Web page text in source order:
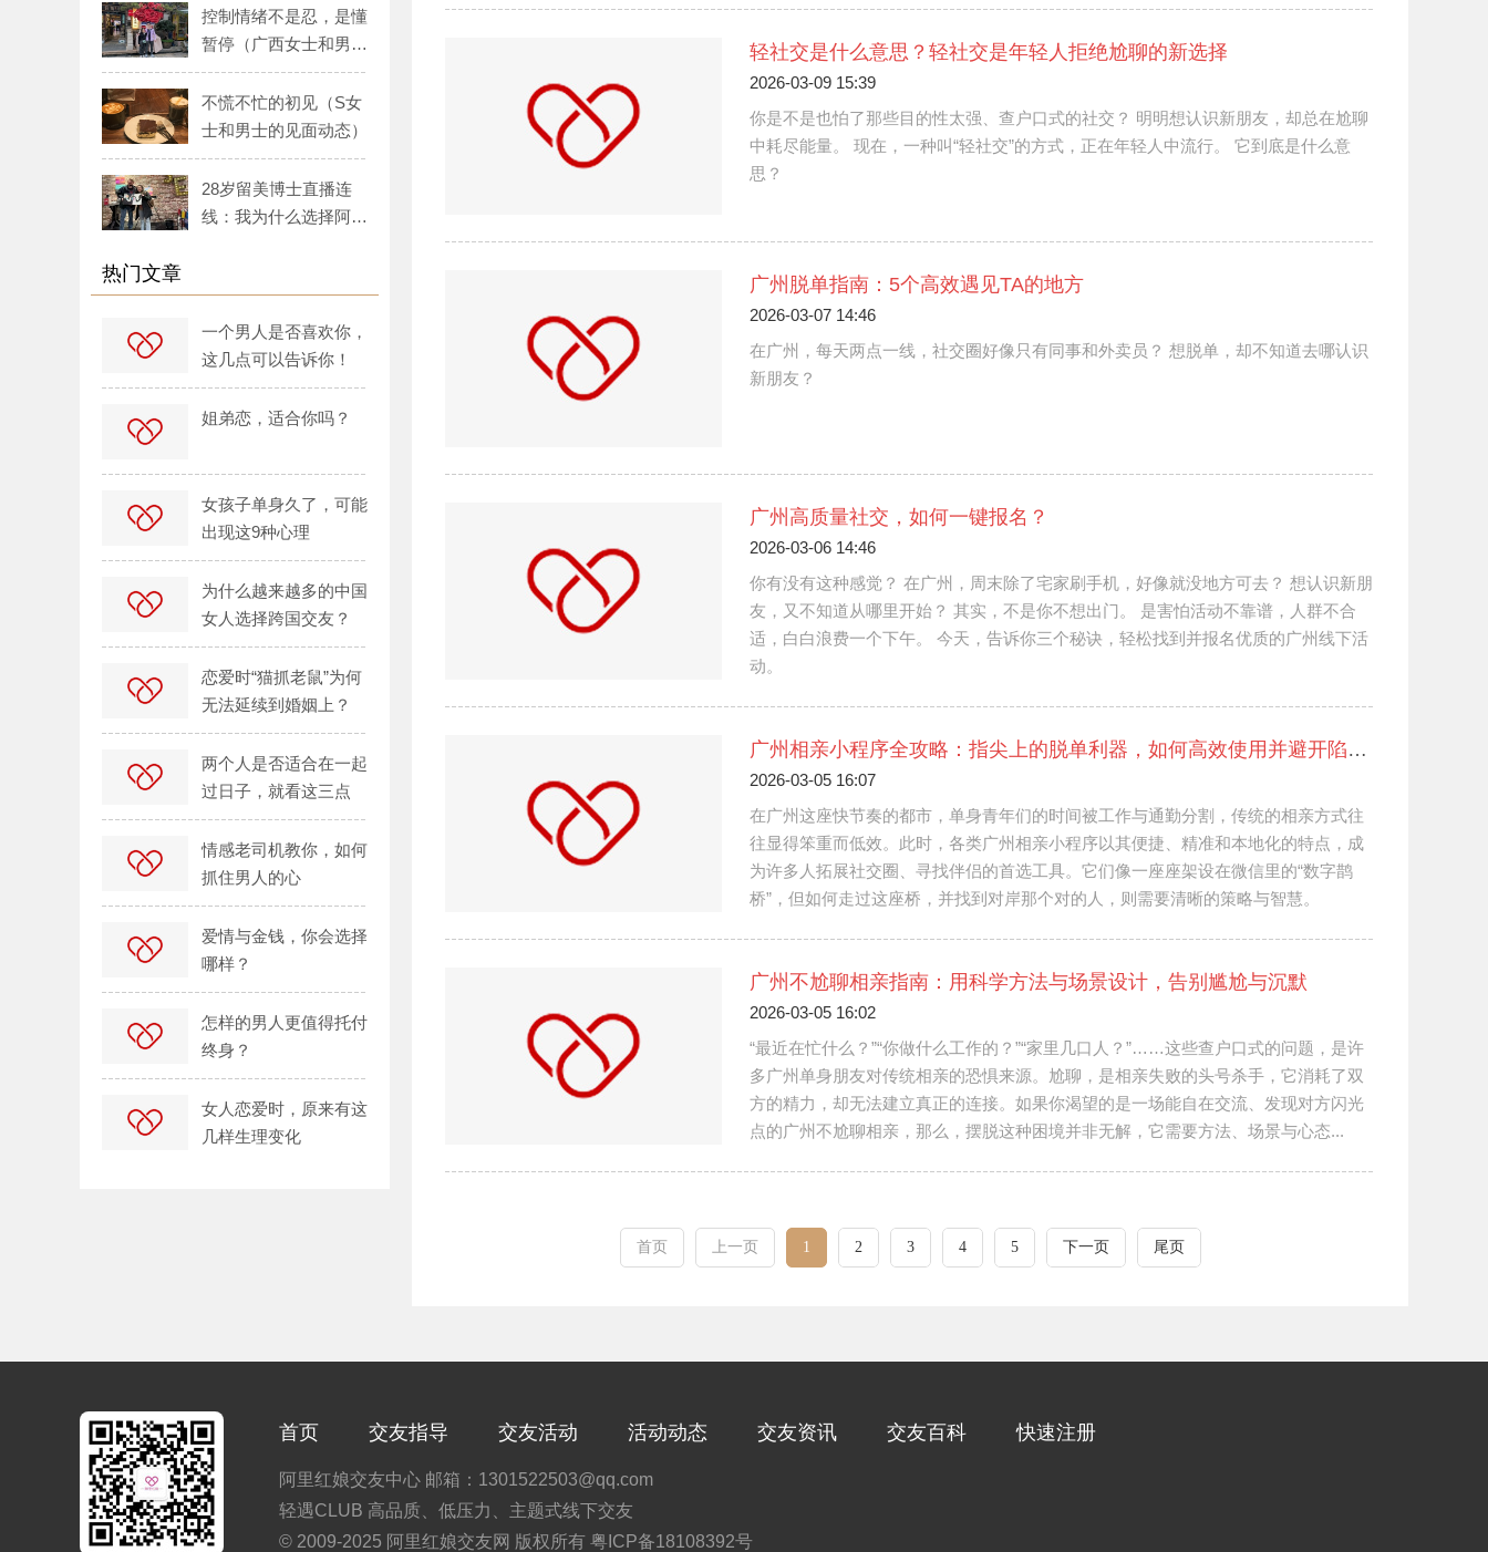
控制情绪不是忍，是懂
暂停（广西女士和男士
的见面动态）
不慌不忙的初见（S女
士和男士的见面动态）
28岁留美博士直播连
线：我为什么选择阿里
热门文章
一个男人是否喜欢你，
这几点可以告诉你！
姐弟恋，适合你吗？
女孩子单身久了，可能
出现这9种心理
为什么越来越多的中国
女人选择跨国交友？
恋爱时“猫抓老鼠”为何
无法延续到婚姻上？
两个人是否适合在一起
过日子，就看这三点
情感老司机教你，如何
抓住男人的心
爱情与金钱，你会选择
哪样？
怎样的男人更值得托付
终身？
女人恋爱时，原来有这
几样生理变化
轻社交是什么意思？轻社交是年轻人拒绝尬聊的新选择
2026-03-09 15:39
你是不是也怕了那些目的性太强、查户口式的社交？ 明明想认识新朋友，却总在尬聊
中耗尽能量。 现在，一种叫“轻社交”的方式，正在年轻人中流行。 它到底是什么意
思？
广州脱单指南：5个高效遇见TA的地方
2026-03-07 14:46
在广州，每天两点一线，社交圈好像只有同事和外卖员？ 想脱单，却不知道去哪认识
新朋友？
广州高质量社交，如何一键报名？
2026-03-06 14:46
你有没有这种感觉？ 在广州，周末除了宅家刷手机，好像就没地方可去？ 想认识新朋
友，又不知道从哪里开始？ 其实，不是你不想出门。 是害怕活动不靠谱，人群不合
适，白白浪费一个下午。 今天，告诉你三个秘诀，轻松找到并报名优质的广州线下活
动。
广州相亲小程序全攻略：指尖上的脱单利器，如何高效使用并避开陷阱？
2026-03-05 16:07
在广州这座快节奏的都市，单身青年们的时间被工作与通勤分割，传统的相亲方式往
往显得笨重而低效。此时，各类广州相亲小程序以其便捷、精准和本地化的特点，成
为许多人拓展社交圈、寻找伴侣的首选工具。它们像一座座架设在微信里的“数字鹊
桥”，但如何走过这座桥，并找到对岸那个对的人，则需要清晰的策略与智慧。
广州不尬聊相亲指南：用科学方法与场景设计，告别尴尬与沉默
2026-03-05 16:02
“最近在忙什么？”“你做什么工作的？”“家里几口人？”……这些查户口式的问题，是许
多广州单身朋友对传统相亲的恐惧来源。尬聊，是相亲失败的头号杀手，它消耗了双
方的精力，却无法建立真正的连接。如果你渴望的是一场能自在交流、发现对方闪光
点的广州不尬聊相亲，那么，摆脱这种困境并非无解，它需要方法、场景与心态...
首页 上一页 1 2 3 4 5 下一页 尾页
首页 交友指导 交友活动 活动动态 交友资讯 交友百科 快速注册
阿里红娘交友中心 邮箱：1301522503@qq.com
轻遇CLUB 高品质、低压力、主题式线下交友
© 2009-2025 阿里红娘交友网 版权所有 粤ICP备18108392号